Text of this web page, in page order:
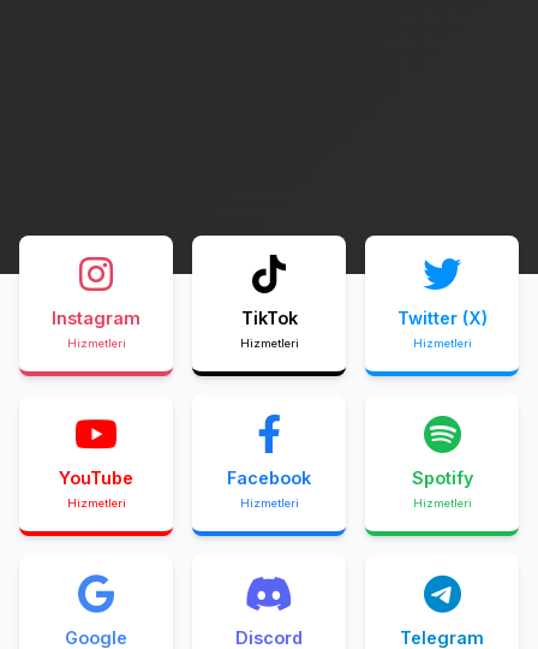
Instagram
Hizmetleri
TikTok
Hizmetleri
Twitter (X)
Hizmetleri
YouTube
Hizmetleri
Facebook
Hizmetleri
Spotify
Hizmetleri
Google Discord Telegram